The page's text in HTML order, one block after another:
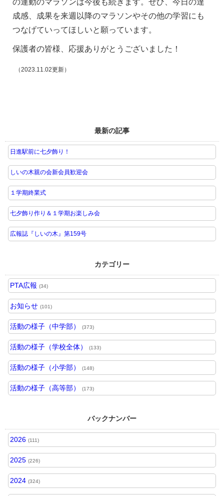
成感、成果を来週以降のマラソンやその他の学習にも
つなげていってほしいと願っています。
保護者の皆様、応援ありがとうございました！
（2023.11.02更新）
最新の記事
日進駅前に七夕飾り！
しいの木親の会新会員歓迎会
１学期終業式
七夕飾り作り＆１学期お楽しみ会
広報誌『しいの木』第159号
カテゴリー
PTA広報 (34)
お知らせ (101)
活動の様子（中学部） (373)
活動の様子（学校全体） (133)
活動の様子（小学部） (148)
活動の様子（高等部） (173)
バックナンバー
2026 (111)
2025 (226)
2024 (324)